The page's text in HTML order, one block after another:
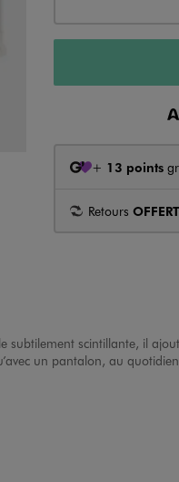
+ 13 points
Retours
scintillante, il
un pantalon, au